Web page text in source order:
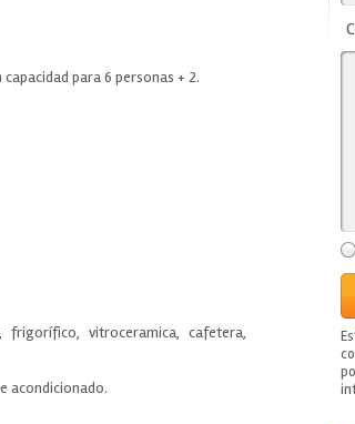
capacidad para 6 personas + 2.
frigorífico, vitroceramica, cafetera,
acondicionado.